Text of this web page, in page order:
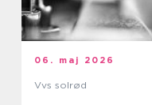
06. maj 2026
Vvs solrød